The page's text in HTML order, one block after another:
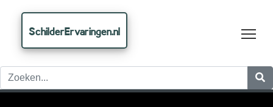
SchilderErvaringen.nl